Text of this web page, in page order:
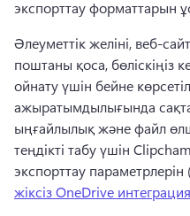
экспорттау форматтарын
Әлеуметтік желіні, веб-
поштаны қоса, бөліскіңіз
ойнату үшін бейне
ажыратымдылығында
ыңғайлылық және файл
теңдікті табу үшін
экспорттау
жіксіз OneDrive